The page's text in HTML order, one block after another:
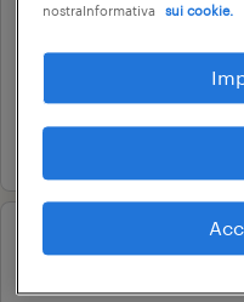
ostellato, emilia-
tempo
22.000 € -
22 luglio 2026
operational
attrezzista
nostraInformativa
sui cookie.